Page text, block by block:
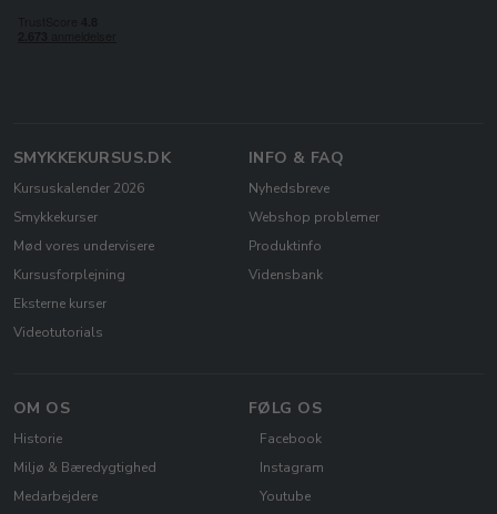
SMYKKEKURSUS.DK
Kursuskalender 2026
Smykkekurser
Mød vores undervisere
Kursusforplejning
Eksterne kurser
Videotutorials
INFO & FAQ
Nyhedsbreve
Webshop problemer
Produktinfo
Vidensbank
OM OS
Historie
Miljø & Bæredygtighed
Medarbejdere
FØLG OS
Facebook
Instagram
Youtube